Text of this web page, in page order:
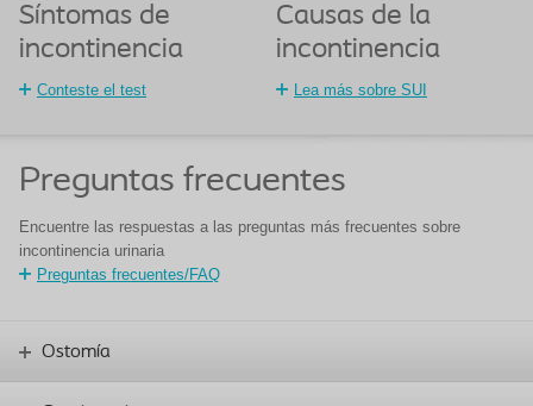
Síntomas de
incontinencia
Conteste el test
Causas de la
incontinencia
Lea más sobre SUI
Preguntas frecuentes
Encuentre las respuestas a las preguntas más frecuentes sobre
incontinencia urinaria
Preguntas frecuentes/FAQ
Ostomía